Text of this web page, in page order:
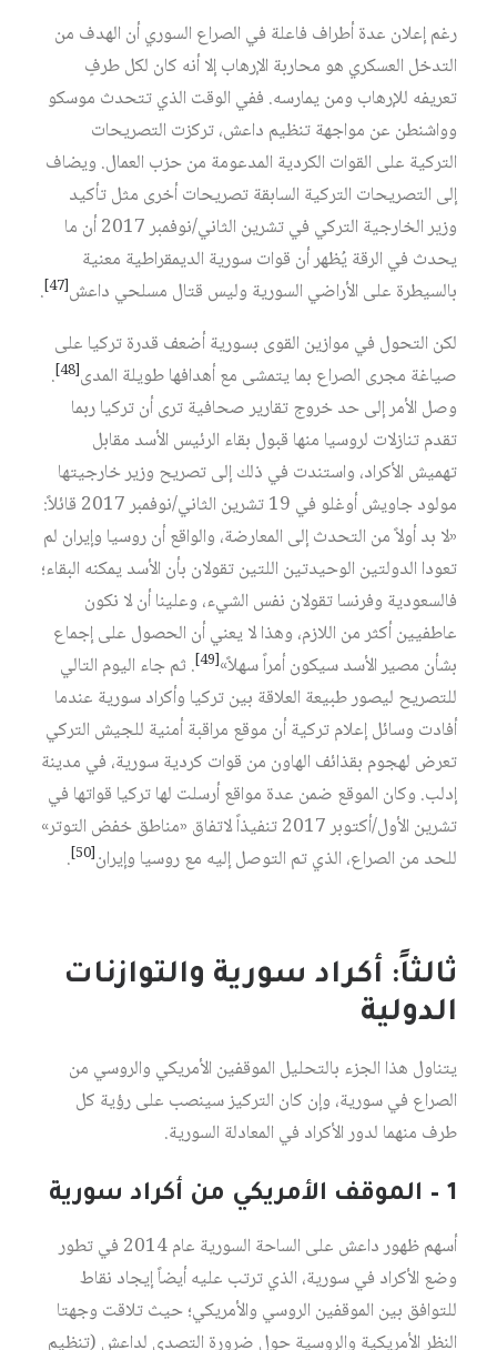
رغم إعلان عدة أطراف فاعلة في الصراع السوري أن الهدف من
التدخل العسكري هو محاربة الإرهاب إلا أنه كان لكل طرفٍ
تعريفه للإرهاب ومن يمارسه. ففي الوقت الذي تتحدث موسكو
وواشنطن عن مواجهة تنظيم داعش، تركزت التصريحات
التركية على القوات الكردية المدعومة من حزب العمال. ويضاف
إلى التصريحات التركية السابقة تصريحات أخرى مثل تأكيد
وزير الخارجية التركي في تشرين الثاني/نوفمبر 2017 أن ما
يحدث في الرقة يُظهر أن قوات سورية الديمقراطية معنية
بالسيطرة على الأراضي السورية وليس قتال مسلحي داعش[47]
.
لكن التحول في موازين القوى بسورية أضعف قدرة تركيا على
صياغة مجرى الصراع بما يتمشى مع أهدافها طويلة المدى[48]
.
وصل الأمر إلى حد خروج تقارير صحافية ترى أن تركيا ربما
تقدم تنازلات لروسيا منها قبول بقاء الرئيس الأسد مقابل
تهميش الأكراد، واستندت في ذلك إلى تصريح وزير خارجيتها
مولود جاويش أوغلو في 19 تشرين الثاني/نوفمبر 2017 قائلاً:
«لا بد أولاً من التحدث إلى المعارضة، والواقع أن روسيا وإيران لم
تعودا الدولتين الوحيدتين اللتين تقولان بأن الأسد يمكنه البقاء؛
فالسعودية وفرنسا تقولان نفس الشيء، وعلينا أن لا نكون
عاطفيين أكثر من اللازم، وهذا لا يعني أن الحصول على إجماع
بشأن مصير الأسد سيكون أمراً سهلاً»[49]
. ثم جاء اليوم التالي
للتصريح ليصور طبيعة العلاقة بين تركيا وأكراد سورية عندما
أفادت وسائل إعلام تركية أن موقع مراقبة أمنية للجيش التركي
تعرض لهجوم بقذائف الهاون من قوات كردية سورية، في مدينة
إدلب. وكان الموقع ضمن عدة مواقع أرسلت لها تركيا قواتها في
تشرين الأول/أكتوبر 2017 تنفيذاً لاتفاق «مناطق خفض التوتر»
للحد من الصراع، الذي تم التوصل إليه مع روسيا وإيران[50]
.
ثالثاً: أكراد سورية والتوازنات
الدولية
يتناول هذا الجزء بالتحليل الموقفين الأمريكي والروسي من
الصراع في سورية، وإن كان التركيز سينصب على رؤية كل
طرف منهما لدور الأكراد في المعادلة السورية.
1 – الموقف الأمريكي من أكراد سورية
أسهم ظهور داعش على الساحة السورية عام 2014 في تطور
وضع الأكراد في سورية، الذي ترتب عليه أيضاً إيجاد نقاط
للتوافق بين الموقفين الروسي والأمريكي؛ حيث تلاقت وجهتا